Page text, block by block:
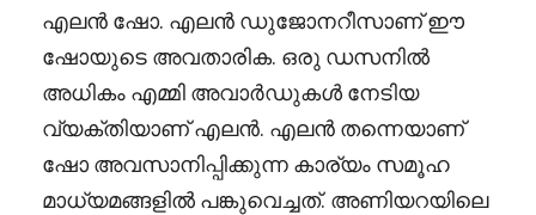
എലൻ ഷോ. എലൻ ഡുജോനറീസാണ് ഈ
ഷോയുടെ അവതാരിക. ഒരു ഡസനിൽ
അധികം എമ്മി അവാർഡുകൾ നേടിയ
വ്യക്തിയാണ് എലൻ. എലൻ തന്നെയാണ്
ഷോ അവസാനിപ്പിക്കുന്ന കാര്യം സമൂഹ
മാധ്യമങ്ങളിൽ പങ്കുവെച്ചത്. അണിയറയിലെ